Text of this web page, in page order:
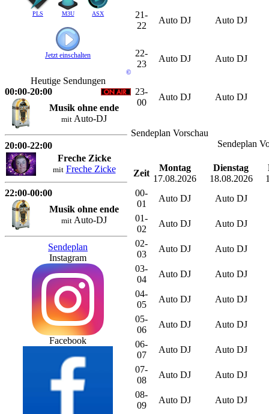
PLS M3U ASX
Jetzt einschalten
©
Heutige Sendungen
00:00-20:00
Musik ohne ende
mit Auto-DJ
20:00-22:00
Freche Zicke
mit Freche Zicke
22:00-00:00
Musik ohne ende
mit Auto-DJ
Sendeplan
Instagram
Facebook
21-
22
Auto DJ Auto DJ
22-
23
Auto DJ Auto DJ
23-
00
Auto DJ Auto DJ
Sendeplan Vorschau
Sendeplan
Zeit
Montag
17.08.2026
Dienstag
18.08.2026
00-
01
Auto DJ
Auto DJ
01-
02
Auto DJ
Auto DJ
02-
03
Auto DJ
Auto DJ
03-
04
Auto DJ
Auto DJ
04-
05
Auto DJ
Auto DJ
05-
06
Auto DJ
Auto DJ
06-
07
Auto DJ
Auto DJ
07-
08
Auto DJ
Auto DJ
08-
09
Auto DJ
Auto DJ